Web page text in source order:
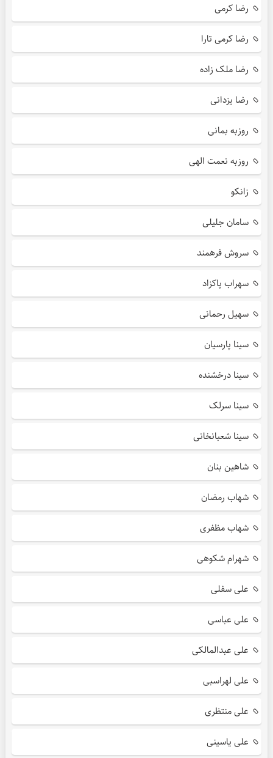
رضا کرمی
رضا کرمی تارا
رضا ملک زاده
رضا یزدانی
روزبه بمانی
روزبه نعمت الهی
زانکو
سامان جلیلی
سروش فرهمند
سهراب پاکزاد
سهیل رحمانی
سینا پارسیان
سینا درخشنده
سینا سرلک
سینا شعبانخانی
شاهین بنان
شهاب رمضان
شهاب مظفری
شهرام شکوهی
علی سفلی
علی عباسی
علی عبدالمالکی
علی لهراسبی
علی منتظری
علی یاسینی